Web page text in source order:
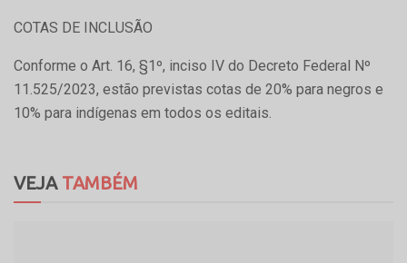
COTAS DE INCLUSÃO
Conforme o Art. 16, §1º, inciso IV do Decreto Federal Nº
11.525/2023, estão previstas cotas de 20% para negros e
10% para indígenas em todos os editais.
VEJATAMBÉM